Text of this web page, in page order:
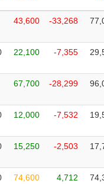
43,600 -33,268
22,100 -7,355
67,700 -28,299
12,000 -7,532
15,250 -2,503
74,600 4,712